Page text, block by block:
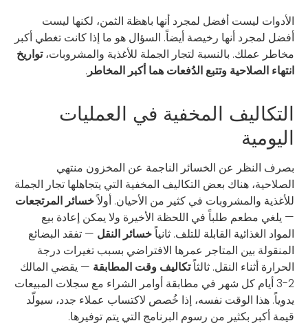
الأدوات ليست أفضل لمجرد أنها باهظة الثمن، لكنها ليست
أفضل لمجرد أنها رخيصة أيضاً. السؤال هو ما إذا كانت تغطي أكبر
مخاطر عملك. بالنسبة لتجار الجملة للأغذية والمشروبات،تواريخ
انتهاء الصلاحية وتتبع الدُفعات هما أكبر المخاطر.
التكاليف المخفية في العمليات
اليومية
بصرف النظر عن الخسائر الناجمة عن المخزون منتهي
الصلاحية، هناك بعض التكاليف المخفية التي يتجاهلها تجار الجملة
للأغذية والمشروبات في كثير من الأحيان. أولاًخسائر المرتجعات
— يلغي مطعم طلباً في اللحظة الأخيرة ولا يمكن إعادة بيع
المواد الغذائية القابلة للتلف. ثانياًخسائر النقل — تفقد البضائع
المنقولة بين المتاجر عمرها الافتراضي بسبب تغيرات درجة
الحرارة أثناء النقل. ثالثاًتكاليف وقت المطابقة — يقضي المالك
2-3 أيام كل شهر في مطابقة أوامر الشراء مع سجلات المبيعات
يدوياً. هذا الوقت نفسه، إذا خُصص لاكتساب عملاء جدد، سيولّد
قيمة أكبر بكثير من رسوم البرنامج التي يتم توفيرها.